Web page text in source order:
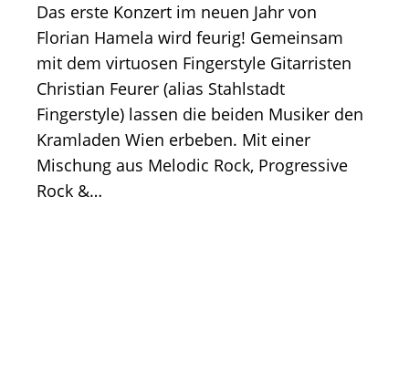
Das erste Konzert im neuen Jahr von
Florian Hamela wird feurig! Gemeinsam
mit dem virtuosen Fingerstyle Gitarristen
Christian Feurer (alias Stahlstadt
Fingerstyle) lassen die beiden Musiker den
Kramladen Wien erbeben. Mit einer
Mischung aus Melodic Rock, Progressive
Rock &…